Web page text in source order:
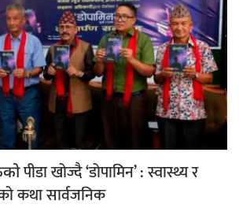
पीडा खोज्दै ‘डोपामिन’ : स्वास्थ्य र
कथा सार्वजनिक